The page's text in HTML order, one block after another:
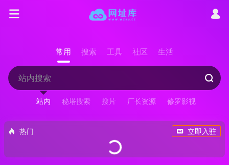
常用 搜索 工具 社区 生活
站内 秘塔搜索 搜片 厂长资源 修罗影视
热门 立即入驻